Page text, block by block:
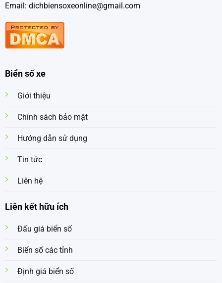
Email: dichbiensoxeonline@gmail.com
Biển số xe
Giới thiệu
Chính sách bảo mật
Hướng dẫn sử dụng
Tin tức
Liên hệ
Liên kết hữu ích
Đấu giá biển số
Biển số các tỉnh
Định giá biển số